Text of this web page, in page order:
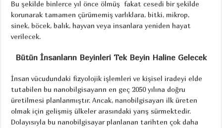
Bu şekilde binlerce yıl önce ölmüş fakat cesedi bir şekilde
korunarak tamamen çürümemiş varlıklara, bitki, mikrop,
sinek, böcek, balık, hayvan veya insanlara yeniden hayat
verilecek.
Bütün İnsanların Beyinleri Tek Beyin Haline Gelecek
İnsan vücudundaki fizyolojik işlemleri ve kişisel iradeyi elde
tutabilen bu nanobilgisayarın en geç 2050 yılına doğru
üretilmesi planlanmıştır. Ancak, nanobilgisayarı ilk üreten
olmak için gelişmiş ülkeler arasındaki yarış sürmektedir.
Dolayısıyla bu nanobilgisayar planlanan tarihten çok daha